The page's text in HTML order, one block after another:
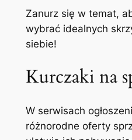
Zanurz się w temat,
wybrać idealnych
siebie!
Kurczaki na
W serwisach
różnorodne oferty